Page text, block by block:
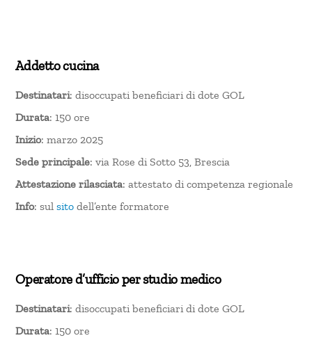
Addetto cucina
Destinatari: disoccupati beneficiari di dote GOL
Durata: 150 ore
Inizio: marzo 2025
Sede principale: via Rose di Sotto 53, Brescia
Attestazione rilasciata: attestato di competenza regionale
Info: sulsito dell’ente formatore
Operatore d’ufficio per studio medico
Destinatari: disoccupati beneficiari di dote GOL
Durata: 150 ore